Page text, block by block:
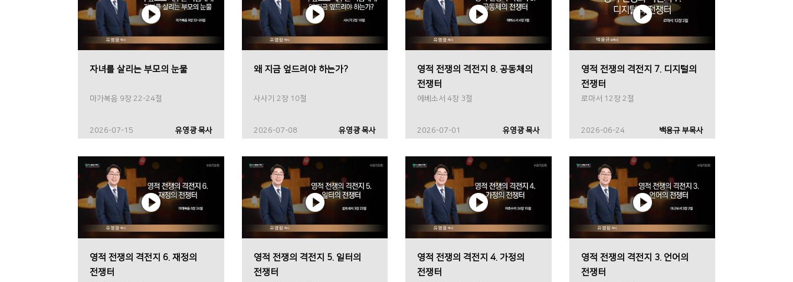
자녀를 살리는 부모의 눈물
마가복음 9장 22-24절
2026-07-15 유영광 목사
왜 지금 엎드려야 하는가?
사사기 2장 10절
2026-07-08 유영광 목사
영적 전쟁의 격전지 8. 공동체의
전쟁터
에베소서 4장 3절
2026-07-01 유영광 목사
영적 전쟁의 격전지 7. 디지털의
전쟁터
로마서 12장 2절
2026-06-24 백용규 부목사
영적 전쟁의 격전지 6. 재정의
전쟁터
영적 전쟁의 격전지 5. 일터의
전쟁터
영적 전쟁의 격전지 4. 가정의
전쟁터
영적 전쟁의 격전지 3. 언어의
전쟁터